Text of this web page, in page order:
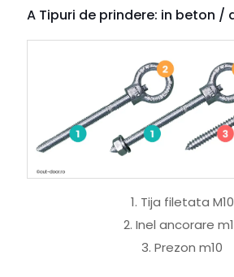
A Tipuri de prindere: in beton /
1. Tija filetata M10
2. Inel ancorare
3. Prezon m10